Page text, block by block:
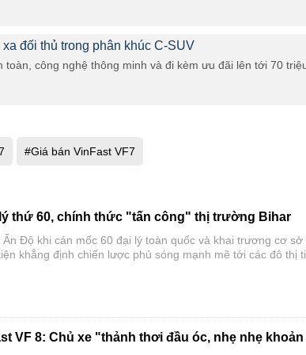
đối thủ trong phân khúc C-SUV
công nghệ thông minh và đi kèm ưu đãi lên tới 70
#Giá bán VinFast VF7
thứ 60, chính thức "tấn công" thị trường Bihar
Độ khi cán mốc 60 đại lý toàn quốc và khai trương cơ sở
khẳng định chiến lược phủ sóng mạnh mẽ tới các đô thị
VF 8: Chủ xe "thảnh thơi đầu óc, nhẹ nhẹ khoản